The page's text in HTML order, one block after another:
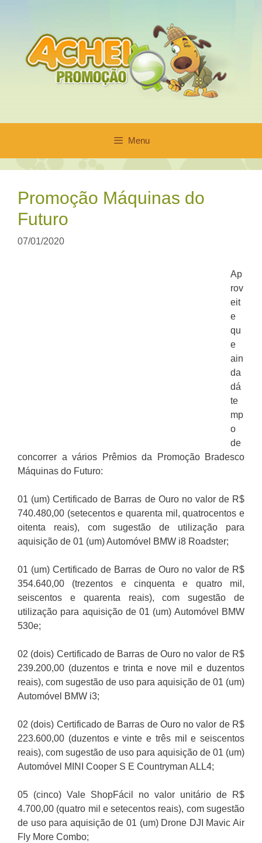
conteúdo
Menu
Promoção Máquinas do
Futuro
07/01/2020
Ap
rov
eit
e
qu
e
ain
da
dá
te
mp
o
de
concorrer a vários Prêmios da Promoção Bradesco
Máquinas do Futuro:
01 (um) Certificado de Barras de Ouro no valor de R$
740.480,00 (setecentos e quarenta mil, quatrocentos e
oitenta reais), com sugestão de utilização para
aquisição de 01 (um) Automóvel BMW i8 Roadster;
01 (um) Certificado de Barras de Ouro no valor de R$
354.640,00 (trezentos e cinquenta e quatro mil,
seiscentos e quarenta reais), com sugestão de
utilização para aquisição de 01 (um) Automóvel BMW
530e;
02 (dois) Certificado de Barras de Ouro no valor de R$
239.200,00 (duzentos e trinta e nove mil e duzentos
reais), com sugestão de uso para aquisição de 01 (um)
Automóvel BMW i3;
02 (dois) Certificado de Barras de Ouro no valor de R$
223.600,00 (duzentos e vinte e três mil e seiscentos
reais), com sugestão de uso para aquisição de 01 (um)
Automóvel MINI Cooper S E Countryman ALL4;
05 (cinco) Vale ShopFácil no valor unitário de R$
4.700,00 (quatro mil e setecentos reais), com sugestão
de uso para aquisição de 01 (um) Drone DJI Mavic Air
Fly More Combo;